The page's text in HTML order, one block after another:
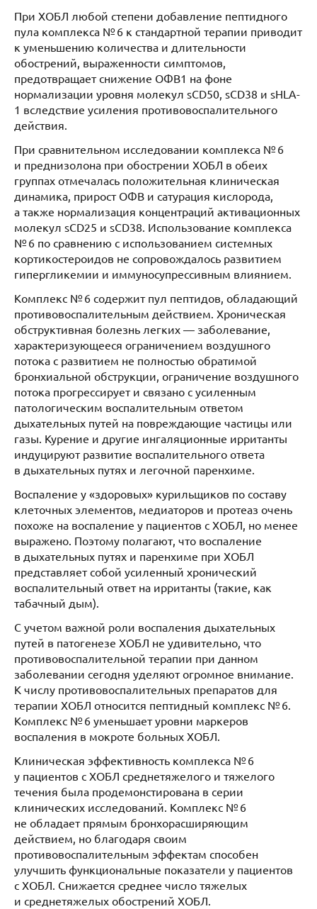
При ХОБЛ любой степени добавление пептидного
пула комплекса № 6 к стандартной терапии приводит
к уменьшению количества и длительности
обострений, выраженности симптомов,
предотвращает снижение ОФВ1 на фоне
нормализации уровня молекул sCD50, sCD38 и sHLA-
1 вследствие усиления противовоспалительного
действия.
При сравнительном исследовании комплекса № 6
и преднизолона при обострении ХОБЛ в обеих
группах отмечалась положительная клиническая
динамика, прирост ОФВ и сатурация кислорода,
а также нормализация концентраций активационных
молекул sCD25 и sCD38. Использование комплекса
№ 6 по сравнению с использованием системных
кортикостероидов не сопровождалось развитием
гипергликемии и иммуносупрессивным влиянием.
Комплекс № 6 содержит пул пептидов, обладающий
противовоспалительным действием. Хроническая
обструктивная болезнь легких — заболевание,
характеризующееся ограничением воздушного
потока с развитием не полностью обратимой
бронхиальной обструкции, ограничение воздушного
потока прогрессирует и связано с усиленным
патологическим воспалительным ответом
дыхательных путей на повреждающие частицы или
газы. Курение и другие ингаляционные ирританты
индуцируют развитие воспалительного ответа
в дыхательных путях и легочной паренхиме.
Воспаление у «здоровых» курильщиков по составу
клеточных элементов, медиаторов и протеаз очень
похоже на воспаление у пациентов с ХОБЛ, но менее
выражено. Поэтому полагают, что воспаление
в дыхательных путях и паренхиме при ХОБЛ
представляет собой усиленный хронический
воспалительный ответ на ирританты (такие, как
табачный дым).
С учетом важной роли воспаления дыхательных
путей в патогенезе ХОБЛ не удивительно, что
противовоспалительной терапии при данном
заболевании сегодня уделяют огромное внимание.
К числу противовоспалительных препаратов для
терапии ХОБЛ относится пептидный комплекс № 6.
Комплекс № 6 уменьшает уровни маркеров
воспаления в мокроте больных ХОБЛ.
Клиническая эффективность комплекса № 6
у пациентов с ХОБЛ среднетяжелого и тяжелого
течения была продемонстирована в серии
клинических исследований. Комплекс № 6
не обладает прямым бронхорасширяющим
действием, но благодаря своим
противовоспалительным эффектам способен
улучшить функциональные показатели у пациентов
с ХОБЛ. Снижается среднее число тяжелых
и среднетяжелых обострений ХОБЛ.